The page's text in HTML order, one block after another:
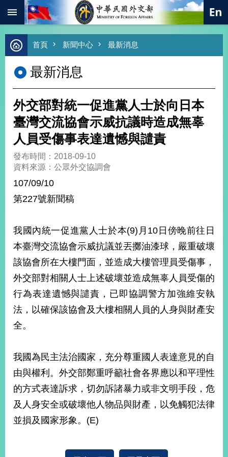
跳到主要內容區塊
進
階
尋
熱
總
合
外
交
值
經
濟
不
落
國
台
海
和
平
照
回
頁
網
站
關
首頁 新聞中心 最新消息
最新消息
外交部對統一促進黨人士於向日本
臺灣交流協會示威抗議時造成無辜
人員受傷事表達遺憾與譴責
發布時間：2018-09-10
資料來源：公眾外交協調會
107/09/10
第227號新聞稿
我國內統一促進黨人士於本(9)月10日傍晚前往日
本臺灣交流協會示威抗議並丟擲油漆球，嚴重破壞
該協會所在大樓門面，並造成大樓管理員受傷事，
外交部對相關人士上述破壞並造成無辜人員受傷的
行為表達遺憾與譴責，已即協調警方加強維安執
法，以確保該協會及大樓相關人員的人身與財產安
全。
我國為民主法治國家，充分尊重國人表達意見的自
由與權利。外交部鄭重呼籲社會各界應以和平理性
的方式表達訴求，切勿訴諸暴力或非文明手段，危
及人身安全或破壞他人物品與財產，以免觸犯法律
並損及國家形象。(E)